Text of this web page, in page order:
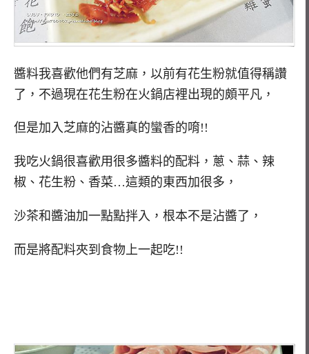
醬料我喜歡他們有芝麻，以前有花生粉就值得稱讚
了，不過現在花生粉在火鍋店裡出現的頗平凡，
但是加入芝麻的沾醬真的蠻香的唷!!
我吃火鍋很喜歡用很多醬料的配料，蔥、蒜、辣
椒、花生粉、香菜…這類的東西加很多，
沙茶和醬油加一點點拌入，根本不是沾醬了，
而是將配料夾到食物上一起吃!!